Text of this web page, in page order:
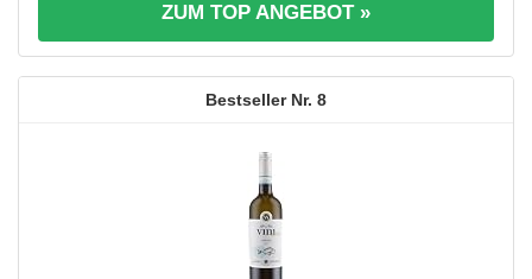
ZUM TOP ANGEBOT »
8